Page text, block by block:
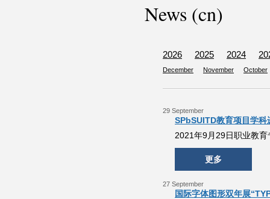
News (cn)
2026 2025 2024
December November October
29 September
SPbSUITD教育项目学
2021年9月29日职业教
更多
27 September
国际字体图形双年展